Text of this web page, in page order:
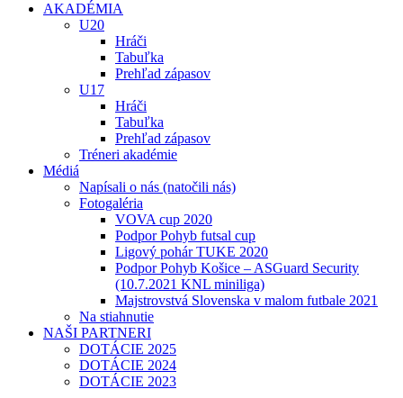
AKADÉMIA
U20
Hráči
Tabuľka
Prehľad zápasov
U17
Hráči
Tabuľka
Prehľad zápasov
Tréneri akadémie
Médiá
Napísali o nás (natočili nás)
Fotogaléria
VOVA cup 2020
Podpor Pohyb futsal cup
Ligový pohár TUKE 2020
Podpor Pohyb Košice – ASGuard Security
(10.7.2021 KNL miniliga)
Majstrovstvá Slovenska v malom futbale 2021
Na stiahnutie
NAŠI PARTNERI
DOTÁCIE 2025
DOTÁCIE 2024
DOTÁCIE 2023